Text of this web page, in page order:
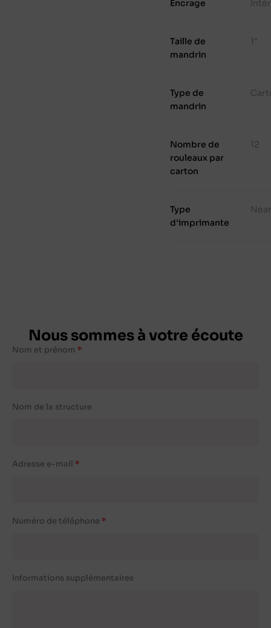
Encrage
Taille de
mandrin
1"
Type de
mandrin
Nombre de
rouleaux par
carton
12
Type
d'imprimante
Nous sommes à votre écoute
Nom et prénom
Nom de la structure
Adresse e-mail
Numéro de téléphone
Informations supplémentaires